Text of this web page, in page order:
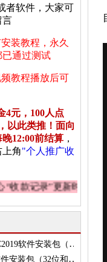
者软件，大家可
言
装教程，永久
通过测试
教程播放后可
4元，100人点
以此类推！面向
12:00前结算 ，
角"个人推广收
款记录”更新时间：2026